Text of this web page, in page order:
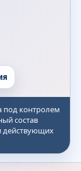
под контролем
состав
действующих